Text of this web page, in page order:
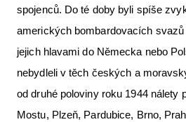
spojenců. Do té doby byli spíše
amerických bombardovacích
jejich hlavami do Německa nebo
nebydleli v těch českých a
od druhé poloviny roku 1944 nálety
Mostu, Plzeň, Pardubice, Brno,